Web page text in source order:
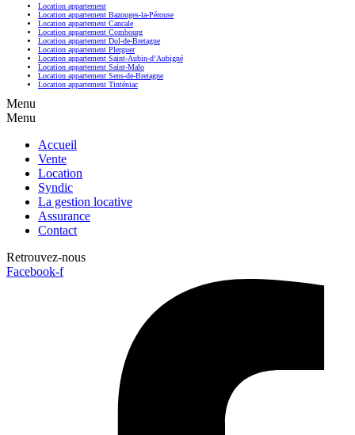
Location appartement
Location appartement Bazouges-la-Pérouse
Location appartement Cancale
Location appartement Combourg
Location appartement Dol-de-Bretagne
Location appartement Plerguer
Location appartement Saint-Aubin-d’Aubigné
Location appartement Saint-Malo
Location appartement Sens-de-Bretagne
Location appartement Tinténiac
Menu
Menu
Accueil
Vente
Location
Syndic
La gestion locative
Assurance
Contact
Retrouvez-nous
Facebook-f